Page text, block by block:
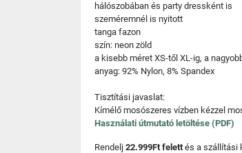
hálószobában és party dressként is
szeméremnél is nyitott
tanga fazon
szín: neon zöld
a kisebb méret XS-től XL-ig, a
anyag: 92% Nylon, 8% Spandex
Tisztítási javaslat:
Kímélő mosószeres vízben kézzel
Használati útmutató letöltése (PDF)
Rendelj 22.999Ft felettés a szállítási